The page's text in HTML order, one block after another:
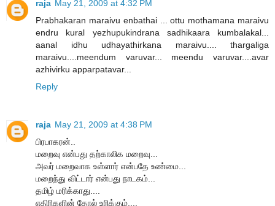
raja May 21, 2009 at 4:32 PM
Prabhakaran maraivu enbathai ... ottu mothamana maraivu
endru kural yezhupukindrana sadhikaara kumbalakal...
aanal idhu udhayathirkana maraivu.... thargaliga
maraivu....meendum varuvar... meendu varuvar....avar
azhivirku apparpatavar...
Reply
raja May 21, 2009 at 4:38 PM
பிரபாகரன்..
மறைவு என்பது தற்காலிக மறைவு...
அவர் மறைவாக உள்ளார் என்பதே உண்மை...
மறைந்து விட்டார் என்பது நாடகம்...
தமிழ் மரிக்காது....
எதிரிகளின் தோல் உரிக்கும்....